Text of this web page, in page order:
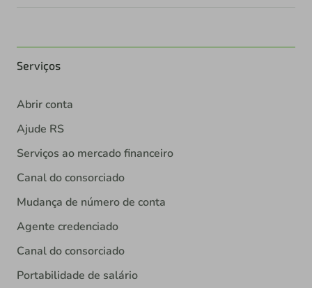
Serviços
Abrir conta
Ajude RS
Serviços ao mercado financeiro
Canal do consorciado
Mudança de número de conta
Agente credenciado
Canal do consorciado
Portabilidade de salário